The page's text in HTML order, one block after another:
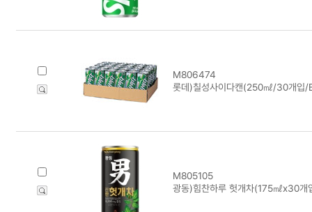
M806474
롯데)칠성사이다캔(250㎖/30개입/
M805105
광동)힘찬하루 헛개차(175㎖x30개